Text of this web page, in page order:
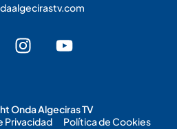
Onda Algeciras TV
Privacidad Política de Cookies